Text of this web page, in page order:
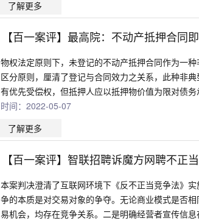
了解更多
【百一案评】最高院：不动产抵押合同
物权法定原则下，未登记的不动产抵押合同作为一
区分原则，厘清了登记与合同效力之关系，此种非
有优先受偿权，但抵押人应以抵押物价值为限对债务
时间：2022-05-07
了解更多
【百一案评】智联招聘诉魔方网聘不正
本案判决澄清了互联网环境下《反不正当竞争法》
争的本质是对交易对象的争夺。无论商业模式是否
易机会，均存在竞争关系。二是明确经营者宣传信